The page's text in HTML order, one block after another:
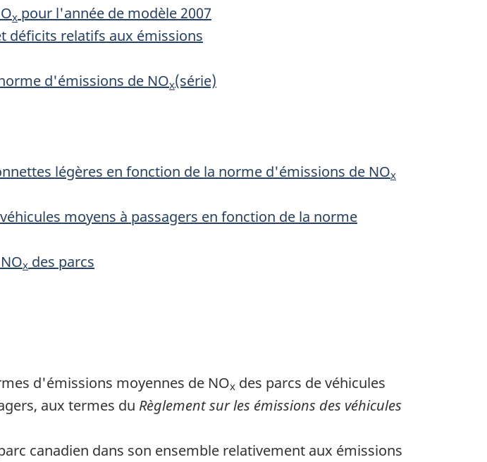
x pour l'année de modèle 2007
déficits relatifs aux émissions
d'émissions de NOx(série)
légères en fonction de la norme d'émissions de NOx
moyens à passagers en fonction de la norme
x des parcs
d'émissions moyennes de NOx des parcs de véhicules
aux termes du Règlement sur les émissions des véhicules
canadien dans son ensemble relativement aux émissions